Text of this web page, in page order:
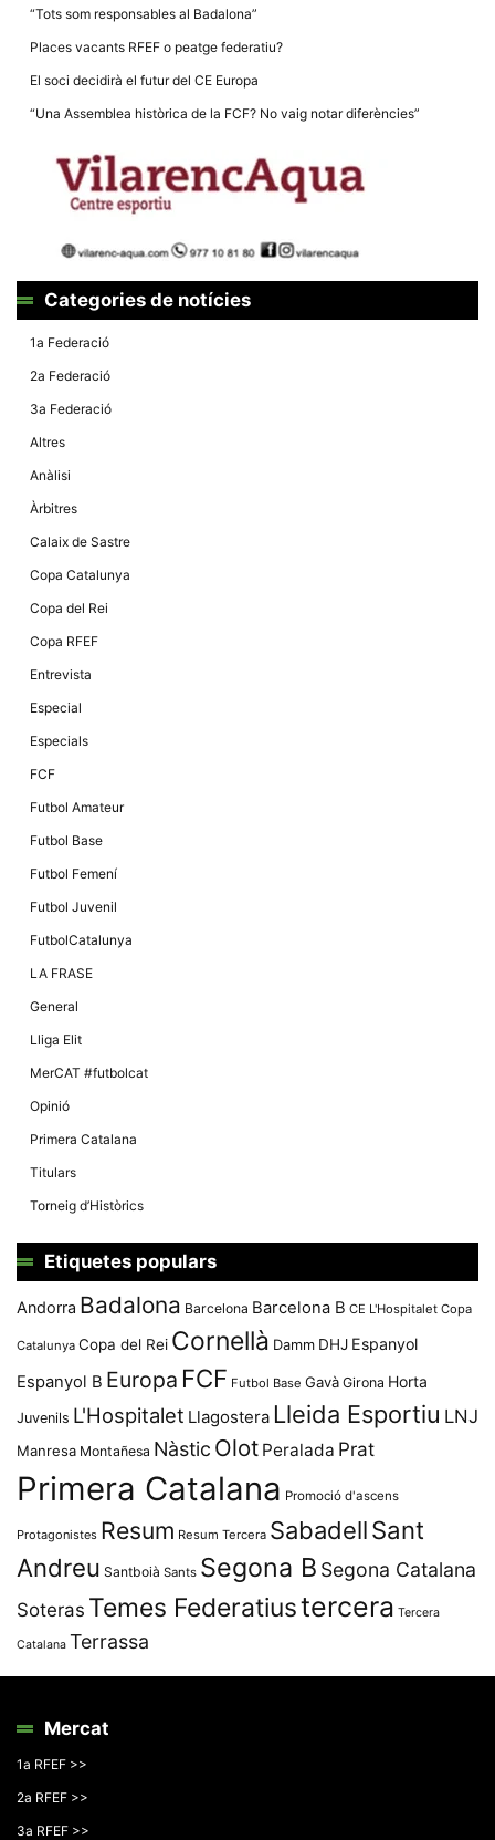
“Tots som responsables al Badalona”
Places vacants RFEF o peatge federatiu?
El soci decidirà el futur del CE Europa
“Una Assemblea històrica de la FCF? No vaig notar diferències”
Categories de notícies
1a Federació
2a Federació
3a Federació
Altres
Anàlisi
Àrbitres
Calaix de Sastre
Copa Catalunya
Copa del Rei
Copa RFEF
Entrevista
Especial
Especials
FCF
Futbol Amateur
Futbol Base
Futbol Femení
Futbol Juvenil
FutbolCatalunya
LA FRASE
General
Lliga Elit
MerCAT #futbolcat
Opinió
Primera Catalana
Titulars
Torneig d’Històrics
Etiquetes populars
Andorra Badalona Barcelona Barcelona B CE L'Hospitalet Copa
Catalunya Copa del Rei Cornellà Damm DHJ Espanyol
Espanyol B Europa FCF Futbol Base Gavà Girona Horta
Juvenils L'Hospitalet Llagostera Lleida Esportiu LNJ
Manresa Montañesa Nàstic Olot Peralada Prat
Primera Catalana Promoció d'ascens
Protagonistes Resum Resum Tercera SabadellSant
Andreu Santboià Sants Segona B Segona Catalana
Soteras Temes Federatiustercera Tercera
Catalana Terrassa
Mercat
1a RFEF >>
2a RFEF >>
3a RFEF >>